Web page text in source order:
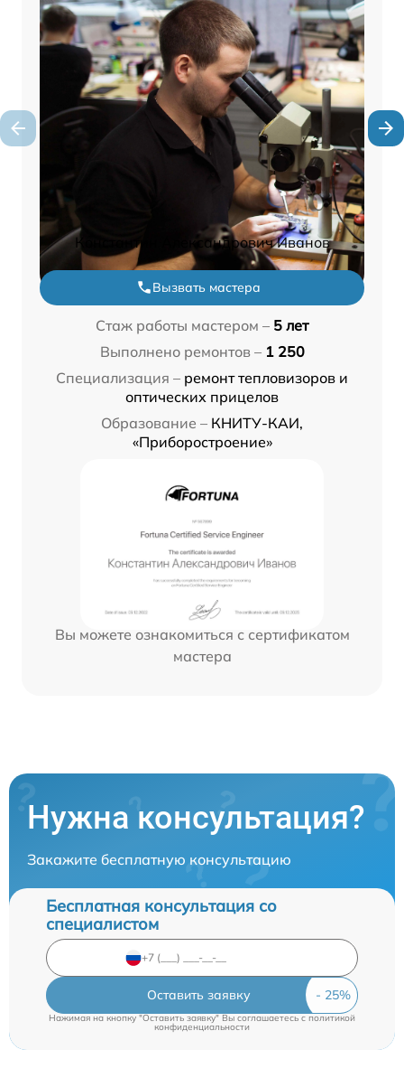
Константин Александрович Иванов
Вызвать мастера
Стаж работы мастером – 5 лет
Выполнено ремонтов – 1 250
Специализация – ремонт тепловизоров и
оптических прицелов
Образование – КНИТУ-КАИ,
«Приборостроение»
Вы можете ознакомиться с сертификатом
мастера
Нужна консультация?
Закажите бесплатную консультацию
Бесплатная консультация со
специалистом
Оставить заявку
Нажимая на кнопку "Оставить заявку" Вы соглашаетесь cполитикой
конфиденциальности